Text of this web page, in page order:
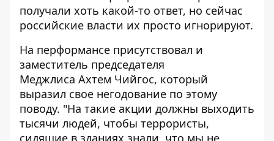
получали хоть какой-то ответ, но сейчас
российские власти их просто игнорируют.
На перформансе присутствовал и
заместитель председателя
Меджлиса Ахтем Чийгос, который
выразил свое негодование по этому
поводу. "На такие акции должны выходить
тысячи людей, чтобы террористы,
сидящие в зданиях знали, что мы не